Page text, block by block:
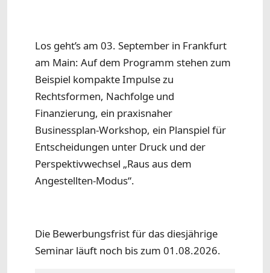
Los geht’s am 03. September in Frankfurt
am Main: Auf dem Programm stehen zum
Beispiel kompakte Impulse zu
Rechtsformen, Nachfolge und
Finanzierung, ein praxisnaher
Businessplan-Workshop, ein Planspiel für
Entscheidungen unter Druck und der
Perspektivwechsel „Raus aus dem
Angestellten-Modus“.
Die Bewerbungsfrist für das diesjährige
Seminar läuft noch bis zum 01.08.2026.